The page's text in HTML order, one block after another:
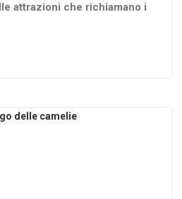
attrazioni che richiamano i
le sue radici
non c’è più alcun